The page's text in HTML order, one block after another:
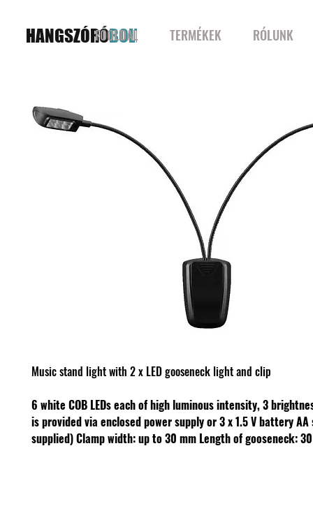
HANGSZÓRÓBOLT
FŐOLDAL TERMÉKEK RÓLUNK
Music stand light with 2 x LED gooseneck light and clip
6 white COB LEDs each of high luminous intensity, 3
is provided via enclosed power supply or 3 x 1.5 V battery AA
supplied)Clamp width: up to 30 mm Length of gooseneck: